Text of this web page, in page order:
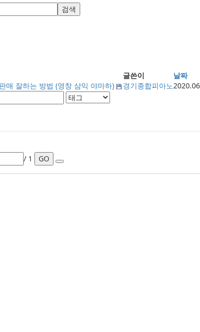
검색
글쓴이 날짜
매 잘하는 방법 (영창 삼익 야마하) 경기종합피아노
/ 1
GO